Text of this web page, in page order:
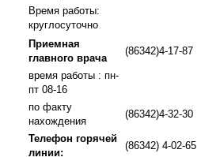
Время работы:
круглосуточно
Приемная
главного врача
(86342)4-17-87
время работы : пн-
пт 08-16
по факту
нахождения
(86342)4-32-30
Телефон горячей
линии:
(86342) 4-02-65